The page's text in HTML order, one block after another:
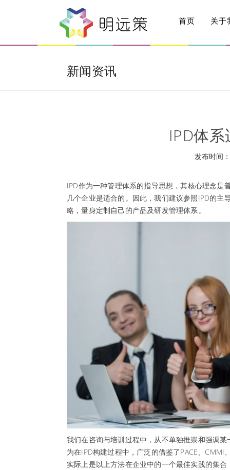
首页 关于
新闻资讯
IPD体
发布时间
IPD作为一种管理体系的指导思想，其核心理念是
几个企业是适合的。因此，我们建议参照IPD的
略，量身定制自己的产品及研发管理体系。
我们在咨询与培训过程中，从不单独推崇和强调
为在IPD构建过程中，广泛的借鉴了PACE、
实际上是以上方法在企业中的一个最佳实践的集